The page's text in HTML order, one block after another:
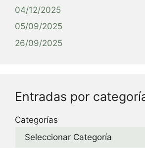
04/12/2025
05/09/2025
26/09/2025
Entradas por
Categorías